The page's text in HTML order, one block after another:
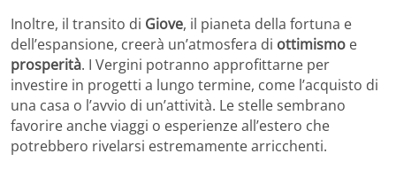
Inoltre, il transito di Giove, il pianeta della fortuna e
dell’espansione, creerà un’atmosfera di ottimismo e
prosperità. I Vergini potranno approfittarne per
investire in progetti a lungo termine, come l’acquisto di
una casa o l’avvio di un’attività. Le stelle sembrano
favorire anche viaggi o esperienze all’estero che
potrebbero rivelarsi estremamente arricchenti.